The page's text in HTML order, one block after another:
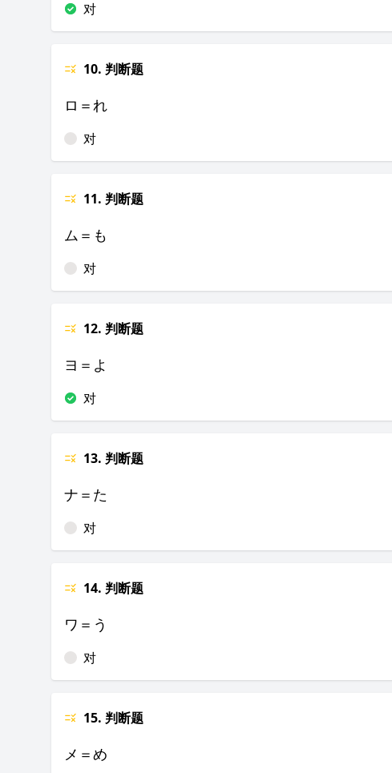
对
10. 判断题
ロ＝れ
对
11. 判断题
ム＝も
对
12. 判断题
ヨ＝よ
对
13. 判断题
ナ＝た
对
14. 判断题
ワ＝う
对
15. 判断题
メ＝め